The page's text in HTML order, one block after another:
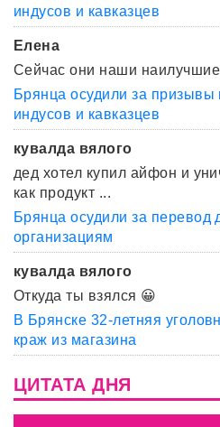
индусов и кавказцев
Елена
Сейчас они наши наилучшие
Брянца осудили за
индусов и кавказцев
кувалда вялого
дед хотел купил айфон и
как продукт ...
Брянца осудили за перевод
организациям
кувалда вялого
Откуда ты взялся 😀
В Брянске 32-летняя
краж из магазина
ЦИТАТА ДНЯ